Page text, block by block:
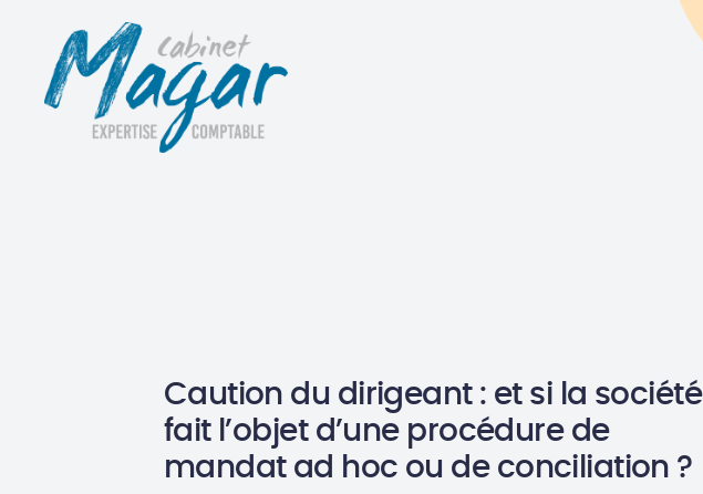
Caution du dirigeant : et si la société
fait l’objet d’une procédure de
mandat ad hoc ou de conciliation ?